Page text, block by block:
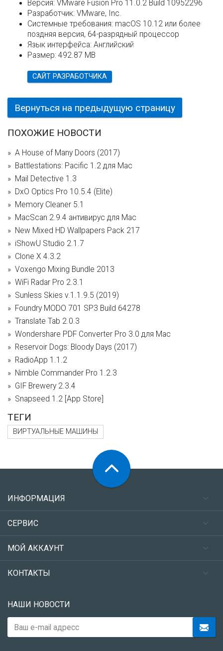
Версия: VMware Fusion Pro 11.0.2 Build 10952296
Разработчик: VMware, Inc.
Системные требования: macOS 10.12 или более
поздняя версия, 64-разрядный процессор
Язык интерфейса: Английский
Размер: 492.87 MB
САЙТ РАЗРАБОТЧИКА
Вернуться на предыдущую страницу
ПОХОЖИЕ НОВОСТИ
A House of Many Doors (2017)
Battlestations: Pacific 1.2 для Mac
Mail Detective 1.3
DxO Optics Pro 10.5.4 (Elite)
Memory Cleaner 5.1
MacScan 2.9.4 антивирус для Mac
New Mixed HD Wallpapers Pack 217
iShowU Studio 2.1.7
Clone X 4.3.2
Voxengo Mixing Bundle 2013
WiFi Radar Pro 2.3.1
Sunless Skies v.1.1.9.5 (2019)
Foundry MODO 701 SP3 Build 64278
Translate Tab 2.0.3
Wondershare PDF Converter Pro 3.0 для Mac
Reservoir Dogs: Bloody Days (2017)
RadioApp 1.1.2
Nimble Commander Pro 1.2.3
GIF Brewery 2.3.4
Snapseed 1.2 [App Store]
ТЕГИ
ВИРТУАЛЬНЫЕ МАШИНЫ
ИНФОРМАЦИЯ
СЕРВИС
МОЙ АККАУНТ
КОНТАКТЫ
НАШИ НОВОСТИ